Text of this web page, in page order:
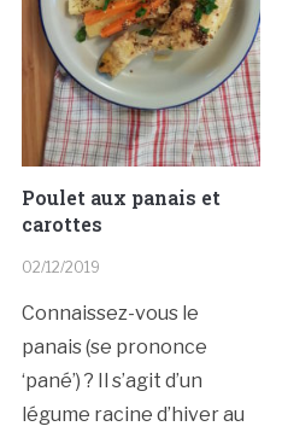
Poulet aux panais et
carottes
02/12/2019
Connaissez-vous le
panais (se prononce
‘pané’) ? Il s’agit d’un
légume racine d’hiver au